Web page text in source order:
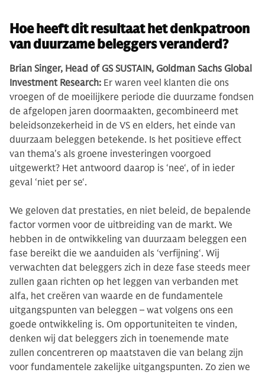
Hoe heeft dit resultaat het denkpatroon
van duurzame beleggers veranderd?
Brian Singer, Head of GS SUSTAIN, Goldman Sachs Global
Investment Research: Er waren veel klanten die ons
vroegen of de moeilijkere periode die duurzame fondsen
de afgelopen jaren doormaakten, gecombineerd met
beleidsonzekerheid in de VS en elders, het einde van
duurzaam beleggen betekende. Is het positieve effect
van thema's als groene investeringen voorgoed
uitgewerkt? Het antwoord daarop is ‘nee‘, of in ieder
geval ‘niet per se‘.
We geloven dat prestaties, en niet beleid, de bepalende
factor vormen voor de uitbreiding van de markt. We
hebben in de ontwikkeling van duurzaam beleggen een
fase bereikt die we aanduiden als ‘verfijning‘. Wij
verwachten dat beleggers zich in deze fase steeds meer
zullen gaan richten op het leggen van verbanden met
alfa, het creëren van waarde en de fundamentele
uitgangspunten van beleggen – wat volgens ons een
goede ontwikkeling is. Om opportuniteiten te vinden,
denken wij dat beleggers zich in toenemende mate
zullen concentreren op maatstaven die van belang zijn
voor fundamentele zakelijke uitgangspunten. Zo zien we